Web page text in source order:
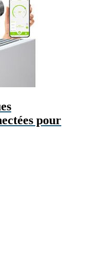
pour